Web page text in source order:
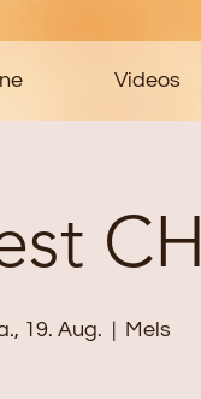
Videos
CH
19. Aug.
  |
Mels